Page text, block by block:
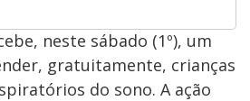
neste sábado (1º), um
gratuitamente, crianças
do sono. A ação